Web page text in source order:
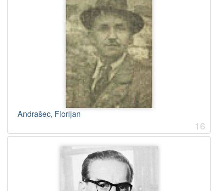
Andrašec, Florijan
16